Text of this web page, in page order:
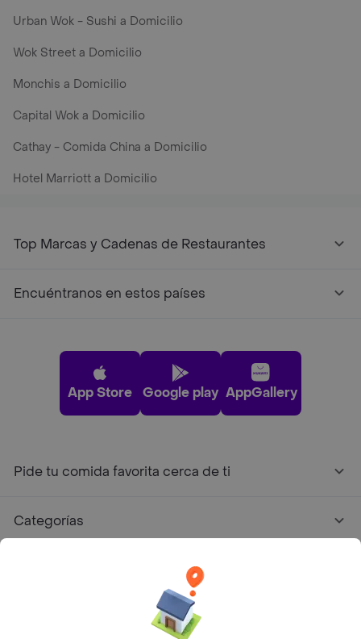
Urban Wok - Sushi a Domicilio
Wok Street a Domicilio
Monchis a Domicilio
Capital Wok a Domicilio
Cathay - Comida China a Domicilio
Hotel Marriott a Domicilio
Top Marcas y Cadenas de Restaurantes
Encuéntranos en estos países
App Store Google play AppGallery
Pide tu comida favorita cerca de ti
Categorías